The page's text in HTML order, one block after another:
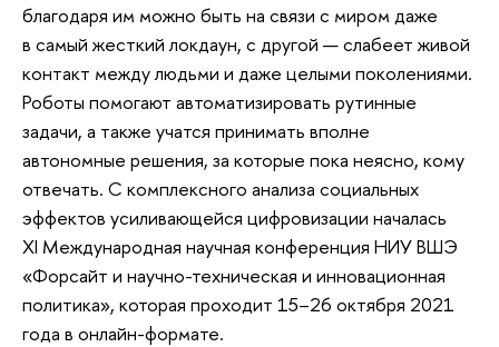
благодаря им можно быть на связи с миром даже
в самый жесткий локдаун, с другой — слабеет живой
контакт между людьми и даже целыми поколениями.
Роботы помогают автоматизировать рутинные
задачи, а также учатся принимать вполне
автономные решения, за которые пока неясно, кому
отвечать. С комплексного анализа социальных
эффектов усиливающейся цифровизации началась
XI Международная научная конференция НИУ ВШЭ
«Форсайт и научно-техническая и инновационная
политика», которая проходит 15–26 октября 2021
года в онлайн-формате.